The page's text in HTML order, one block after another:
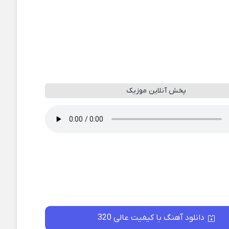
پخش آنلاین موزیک
دانلود آهنگ با کیفیت عالی 320